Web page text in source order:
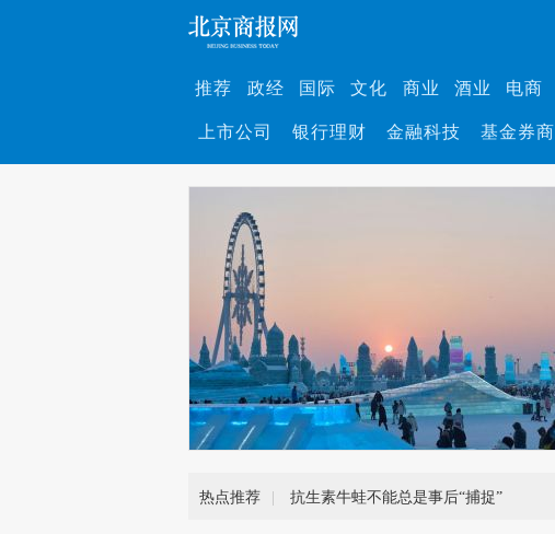
推荐 政经 国际 文化 商业 酒业 电商
上市公司 银行理财 金融科技 基金券商
热点推荐 | 抗生素牛蛙不能总是事后“捕捉”